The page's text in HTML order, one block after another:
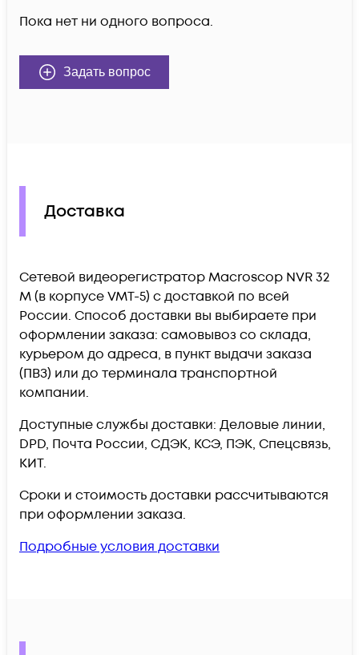
Пока нет ни одного вопроса.
Задать вопрос
Доставка
Сетевой видеорегистратор Macroscop NVR 32
М (в корпусе VMT-5) c доставкой по всей
России. Способ доставки вы выбираете при
оформлении заказа: самовывоз со склада,
курьером до адреса, в пункт выдачи заказа
(ПВЗ) или до терминала транспортной
компании.
Доступные службы доставки: Деловые линии,
DPD, Почта России, СДЭК, КСЭ, ПЭК, Спецсвязь,
КИТ.
Сроки и стоимость доставки рассчитываются
при оформлении заказа.
Подробные условия доставки